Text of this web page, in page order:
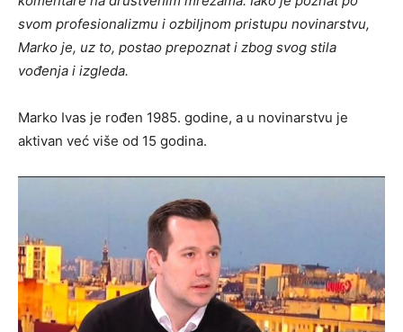
svom profesionalizmu i ozbiljnom pristupu novinarstvu,
Marko je, uz to, postao prepoznat i zbog svog stila
vođenja i izgleda.
Marko Ivas je rođen 1985. godine, a u novinarstvu je
aktivan već više od 15 godina.